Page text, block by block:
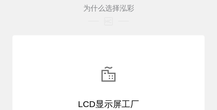
为什么选择泓彩
LCD显示屏工厂